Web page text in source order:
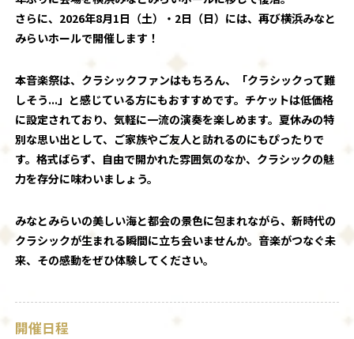
さらに、2026年8月1日（土）・2日（日）には、再び横浜みなと
みらいホールで開催します！
本音楽祭は、クラシックファンはもちろん、「クラシックって難
しそう...」と感じている方にもおすすめです。チケットは低価格
に設定されており、気軽に一流の演奏を楽しめます。夏休みの特
別な思い出として、ご家族やご友人と訪れるのにもぴったりで
す。格式ばらず、自由で開かれた雰囲気のなか、クラシックの魅
力を存分に味わいましょう。
みなとみらいの美しい海と都会の景色に包まれながら、新時代の
クラシックが生まれる瞬間に立ち会いませんか。音楽がつなぐ未
来、その感動をぜひ体験してください。
開催日程